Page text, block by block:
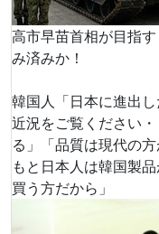
高市早苗首相が目指
み済みか！
韓国人「日本に進出
近況をご覧ください
る」「品質は現代の
もと日本人は韓国製
買う方だから」